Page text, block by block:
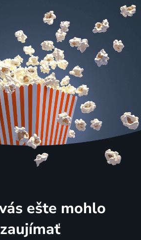
ešte mohlo
zaujímať